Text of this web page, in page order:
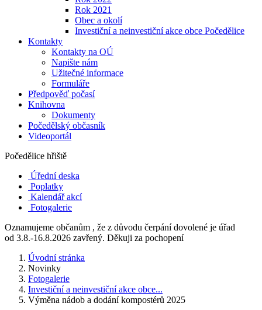
Rok 2021
Obec a okolí
Investiční a neinvestiční akce obce Počedělice
Kontakty
Kontakty na OÚ
Napište nám
Užitečné informace
Formuláře
Předpověď počasí
Knihovna
Dokumenty
Počedělský občasník
Videoportál
Počedělice hřiště
Úřední deska
Poplatky
Kalendář akcí
Fotogalerie
Oznamujeme občanům , že z důvodu čerpání dovolené je úřad
od 3.8.-16.8.2026 zavřený. Děkuji za pochopení
Úvodní stránka
Novinky
Fotogalerie
Investiční a neinvestiční akce obce...
Výměna nádob a dodání kompostérů 2025